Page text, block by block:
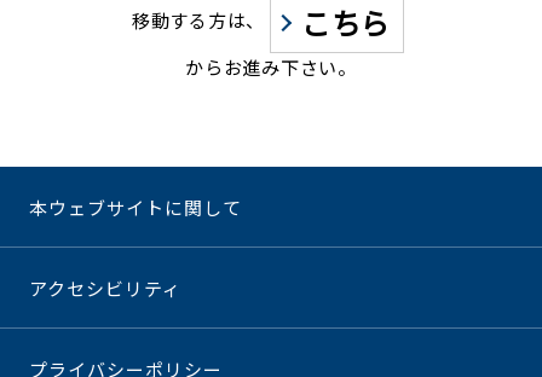
移動する方は、 こちら
からお進み下さい。
本ウェブサイトに関して
アクセシビリティ
プライバシーポリシー